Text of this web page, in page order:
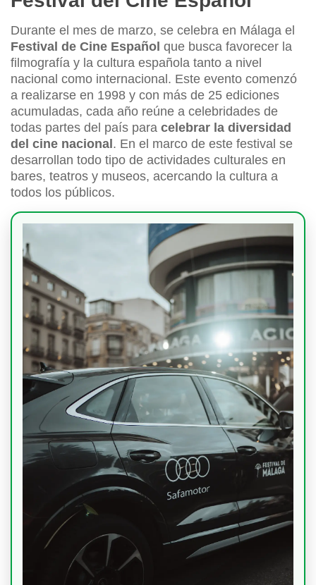
Durante el mes de marzo, se celebra en Málaga el
Festival de Cine Español que busca favorecer la
filmografía y la cultura española tanto a nivel
nacional como internacional. Este evento comenzó
a realizarse en 1998 y con más de 25 ediciones
acumuladas, cada año reúne a celebridades de
todas partes del país para celebrar la diversidad
del cine nacional . En el marco de este festival se
desarrollan todo tipo de actividades culturales en
bares, teatros y museos, acercando la cultura a
todos los públicos.